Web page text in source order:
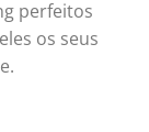
perfeitos
os seus